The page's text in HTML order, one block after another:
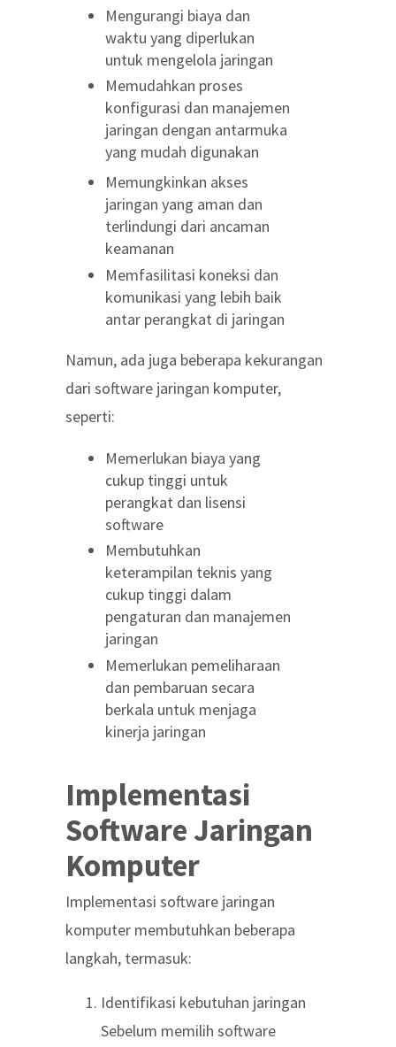
Mengurangi biaya dan
waktu yang diperlukan
untuk mengelola jaringan
Memudahkan proses
konfigurasi dan manajemen
jaringan dengan antarmuka
yang mudah digunakan
Memungkinkan akses
jaringan yang aman dan
terlindungi dari ancaman
keamanan
Memfasilitasi koneksi dan
komunikasi yang lebih baik
antar perangkat di jaringan
Namun, ada juga beberapa kekurangan
dari software jaringan komputer,
seperti:
Memerlukan biaya yang
cukup tinggi untuk
perangkat dan lisensi
software
Membutuhkan
keterampilan teknis yang
cukup tinggi dalam
pengaturan dan manajemen
jaringan
Memerlukan pemeliharaan
dan pembaruan secara
berkala untuk menjaga
kinerja jaringan
Implementasi
Software Jaringan
Komputer
Implementasi software jaringan
komputer membutuhkan beberapa
langkah, termasuk:
Identifikasi kebutuhan jaringan
Sebelum memilih software